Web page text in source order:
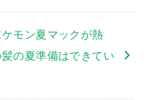
モン夏マックが熱
の夏準備はできてい